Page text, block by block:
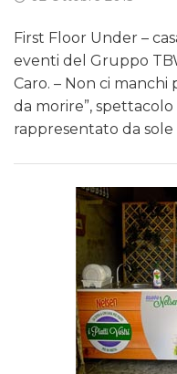
First Floor Under –
eventi del Gruppo
Caro. – Non ci
da morire”,
rappresentato da